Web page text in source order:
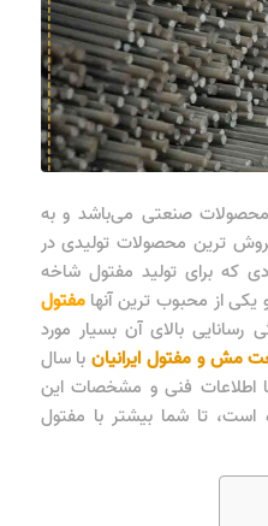
صنعتی می‌باشد و به
ترین محصولات تولیدی در
که برای تولید مفتول شاخه
یکی از محبوب ترین آنهامفتول
بالای آن بسیار مورد
مش و مفتول ایرانیانبا سال
اطلاعات فنی و مشخصات این
است، تا شما بیشتر با مفتول